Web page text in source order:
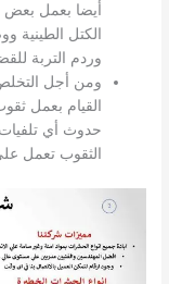
أيضا بعمل بعض
الكتل الطينية
وردم التربة
ومن أجل التخلص
القيام بعمل
حدوث أي
الثقوب تعمل